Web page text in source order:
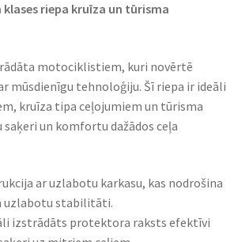
riepa kruīza un tūrisma
motociklistiem, kuri novērtē
mūsdienīgu tehnoloģiju. Šī riepa ir ideāli
kruīza tipa ceļojumiem un tūrisma
un komfortu dažādos ceļa
ar uzlabotu karkasu, kas nodrošina
uzlabotu stabilitāti.​
izstrādāts protektora raksts efektīvi